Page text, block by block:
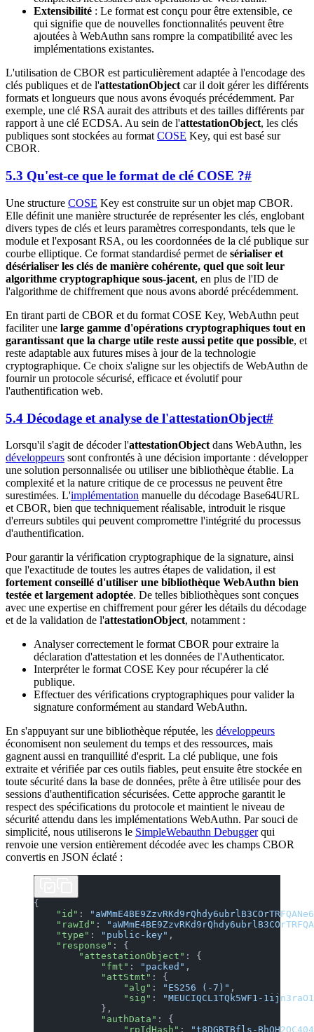
Extensibilité : Le format est conçu pour être extensible, ce
qui signifie que de nouvelles fonctionnalités peuvent être
ajoutées à WebAuthn sans rompre la compatibilité avec les
implémentations existantes.
L'utilisation de CBOR est particulièrement adaptée à l'encodage des
clés publiques et de l'attestationObjectcar il doit gérer les différents
formats et longueurs que nous avons évoqués précédemment. Par
exemple, une clé RSA aurait des attributs et des tailles différents par
rapport à une clé ECDSA. Au sein de l'attestationObject, les clés
publiques sont stockées au formatCOSE Key, qui est basé sur
CBOR.
5.3 Qu'est-ce que le format de clé COSE ?#
Une structure COSE Key est construite sur un objet map CBOR.
Elle définit une manière structurée de représenter les clés, englobant
divers types de clés et leurs paramètres correspondants, tels que le
module et l'exposant RSA, ou les coordonnées de la clé publique sur
courbe elliptique. Ce format standardisé permet de sérialiser et
désérialiser les clés de manière cohérente, quel que soit leur
algorithme cryptographique sous-jacent, en plus de l'ID de
l'algorithme de chiffrement que nous avons abordé précédemment.
En tirant parti de CBOR et du format COSE Key, WebAuthn peut
faciliter une large gamme d'opérations cryptographiques tout en
garantissant que la charge utile reste aussi petite que possible, et
reste adaptable aux futures mises à jour de la technologie
cryptographique. Ce choix s'aligne sur les objectifs de WebAuthn de
fournir un protocole sécurisé, efficace et évolutif pour
l'authentification web.
5.4 Décodage et analyse de l'attestationObject#
Lorsqu'il s'agit de décoder l'attestationObject dans WebAuthn, les
développeurs sont confrontés à une décision importante : développer
une solution personnalisée ou utiliser une bibliothèque établie. La
complexité et la nature critique de ce processus ne peuvent être
surestimées. L'implémentation manuelle du décodage Base64URL
et CBOR, bien que techniquement réalisable, introduit le risque
d'erreurs subtiles qui peuvent compromettre l'intégrité du processus
d'authentification.
Pour garantir la vérification cryptographique de la signature, ainsi
que l'exactitude de toutes les autres étapes de validation, il est
fortement conseillé d'utiliser une bibliothèque WebAuthn bien
testée et largement adoptée. De telles bibliothèques sont conçues
avec une expertise en chiffrement pour gérer les détails du décodage
et de la validation de l'attestationObject, notamment :
Analyser correctement le format CBOR pour extraire la
déclaration d'attestation et les données de l'Authenticator.
Interpréter le format COSE Key pour récupérer la clé
publique.
Effectuer des vérifications cryptographiques pour valider la
signature conformément au standard WebAuthn.
En s'appuyant sur une bibliothèque réputée, les développeurs
économisent non seulement du temps et des ressources, mais
gagnent aussi en tranquillité d'esprit. La clé publique, une fois
extraite et vérifiée par ces outils fiables, peut ensuite être stockée en
toute sécurité dans la base de données, prête à être utilisée pour des
sessions d'authentification sécurisées. Cette approche garantit le
respect des spécifications du protocole et maintient le niveau de
sécurité attendu dans les implémentations WebAuthn. Par souci de
simplicité, nous utiliserons le SimpleWebauthn Debuggerqui
renvoie une version entièrement décodée avec les champs CBOR
convertis en JSON éclaté :
{
    "id"
:
    "rawId"
:
    "type"
: "public-key" ,
    "response"
: {
        "attestationObject"
: {
            "fmt"
: "packed" ,
            "attStmt"
: {
                "alg"
: "ES256 (-7)" ,
                "sig"
:
"MEUCIQCL1TQk5WF1-
            },
            "authData"
: {
                "rpIdHash"
:
"t8DGRTBfls-